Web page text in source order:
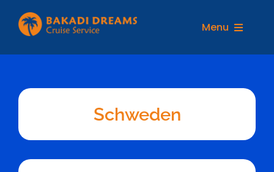
Inhalt
springen
Menu
Schweden